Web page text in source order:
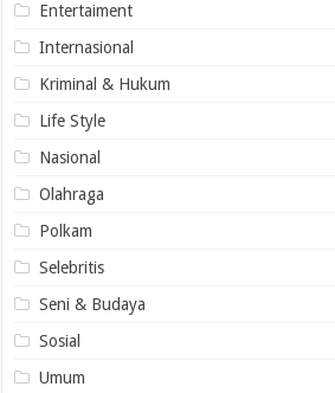
Entertaiment
Internasional
Kriminal & Hukum
Life Style
Nasional
Olahraga
Polkam
Selebritis
Seni & Budaya
Sosial
Umum